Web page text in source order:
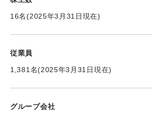
16名(2025年3月31日現在)
従業員
1,381名(2025年3月31日現在)
グループ会社